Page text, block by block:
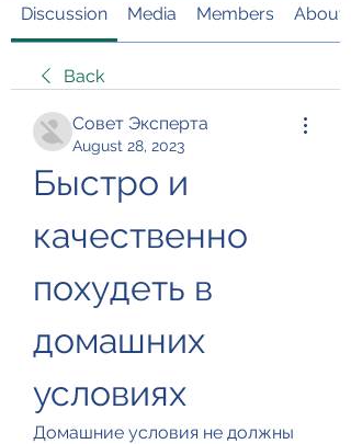
Discussion Media Members About
Back
Совет Эксперта
August 28, 2023
Быстро и
качественно
похудеть в
домашних
условиях
Домашние условия не должны